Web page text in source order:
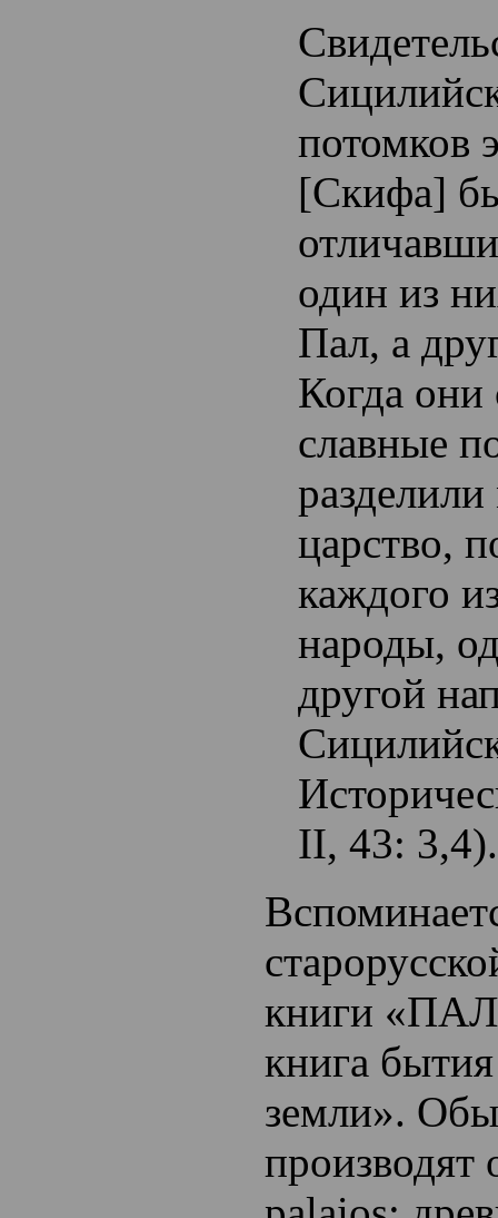
потомков
[Скифа]
один из
Пал, а
Когда
славные
царство,
каждого
народы,
другой
II, 43: 3,4).
книги
книга
земли».
производят